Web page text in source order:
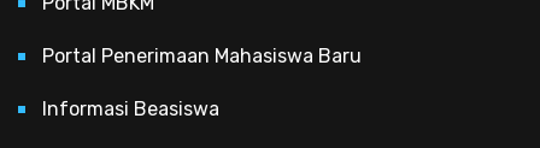
Portal Penerimaan Mahasiswa Baru
Informasi Beasiswa